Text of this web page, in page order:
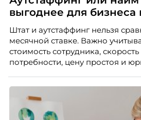
выгоднее для бизнеса
Штат и аутстаффинг нельзя
месячной ставке. Важно
стоимость сотрудника,
потребности, цену простоя и
практики.